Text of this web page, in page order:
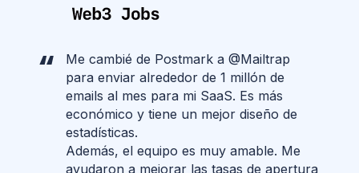
Me cambié de Postmark a @Mailtrap
para enviar alrededor de 1 millón de
emails al mes para mi SaaS. Es más
económico y tiene un mejor diseño de
estadísticas.
Además, el equipo es muy amable. Me
ayudaron a mejorar las tasas de apertura